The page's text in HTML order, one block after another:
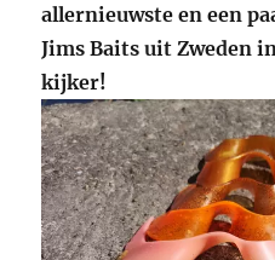
allernieuwste en een
Jims Baits uit Zweden
kijker!